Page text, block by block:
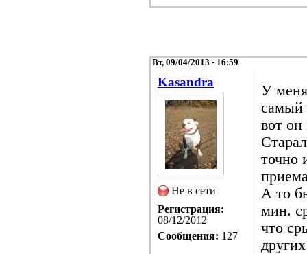
Вт, 09/04/2013 - 16:59
Kasandra
Не в сети
Регистрация:
08/12/2012
Сообщения: 127
У
самый
вот он
точно
А то
мин.
что